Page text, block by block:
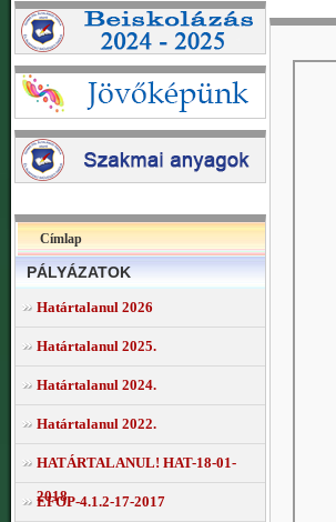
Címlap
PÁLYÁZATOK
Határtalanul 2026
Határtalanul 2025.
Határtalanul 2024.
Határtalanul 2022.
HATÁRTALANUL! HAT-18-01-
2018
EFOP-4.1.2-17-2017